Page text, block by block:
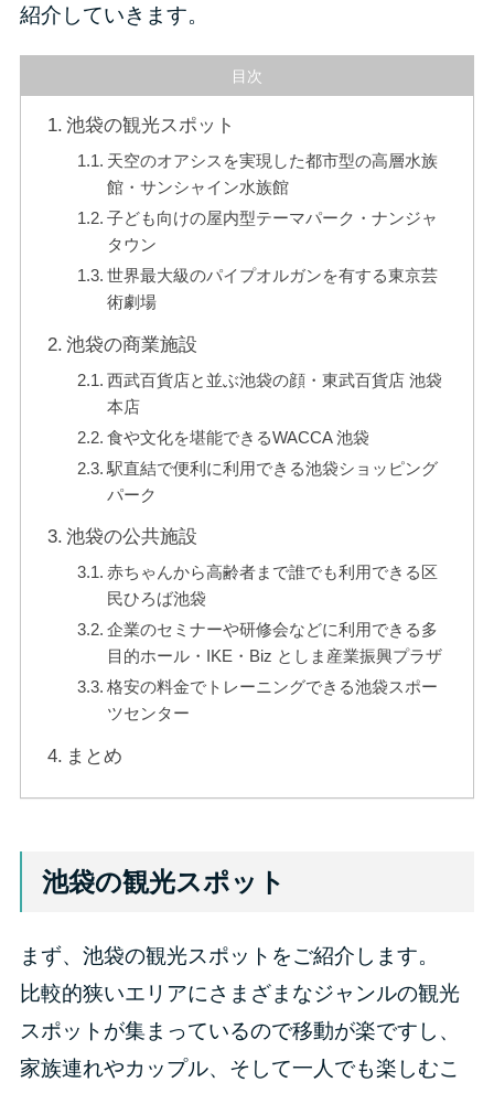
紹介していきます。
目次
池袋の観光スポット
天空のオアシスを実現した都市型の高層水族
館・サンシャイン水族館
子ども向けの屋内型テーマパーク・ナンジャ
タウン
世界最大級のパイプオルガンを有する東京芸
術劇場
池袋の商業施設
西武百貨店と並ぶ池袋の顔・東武百貨店 池袋
本店
食や文化を堪能できるWACCA 池袋
駅直結で便利に利用できる池袋ショッピング
パーク
池袋の公共施設
赤ちゃんから高齢者まで誰でも利用できる区
民ひろば池袋
企業のセミナーや研修会などに利用できる多
目的ホール・IKE・Biz としま産業振興プラザ
格安の料金でトレーニングできる池袋スポー
ツセンター
まとめ
池袋の観光スポット
まず、池袋の観光スポットをご紹介します。
比較的狭いエリアにさまざまなジャンルの観光
スポットが集まっているので移動が楽ですし、
家族連れやカップル、そして一人でも楽しむこ